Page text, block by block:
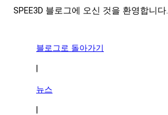
SPEE3D 블로그에 오신 것을 환영합니다.
블로그로 돌아가기
뉴스